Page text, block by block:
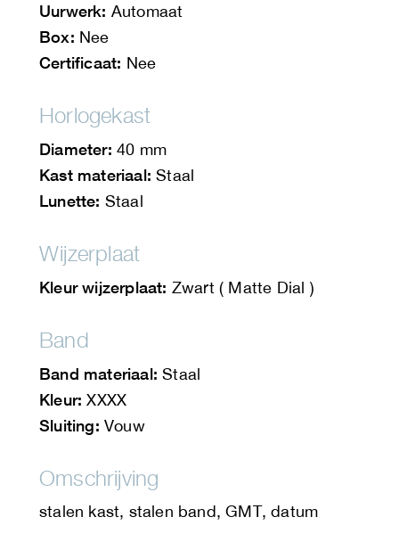
Uurwerk: Automaat
Box: Nee
Certificaat: Nee
Horlogekast
Diameter: 40 mm
Kast materiaal: Staal
Lunette: Staal
Wijzerplaat
Kleur wijzerplaat: Zwart ( Matte Dial )
Band
Band materiaal: Staal
Kleur: XXXX
Sluiting: Vouw
Omschrijving
stalen kast, stalen band, GMT, datum